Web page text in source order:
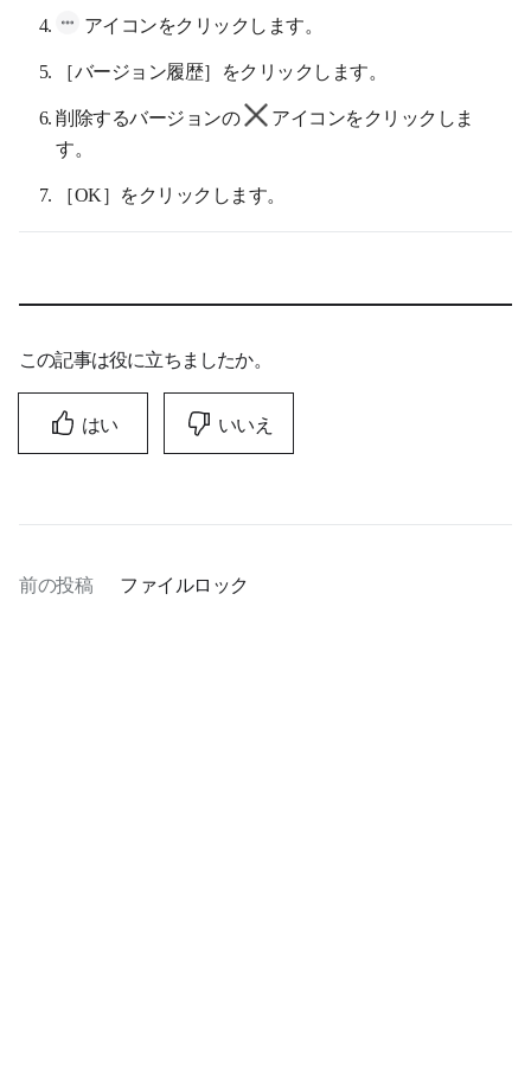
アイコンをクリックします。
［バージョン履歴］をクリックします。
削除するバージョンの
アイコンをクリックしま
す。
［OK］をクリックします。
この記事は役に立ちましたか。
はい いいえ
前の投稿 ファイルロック